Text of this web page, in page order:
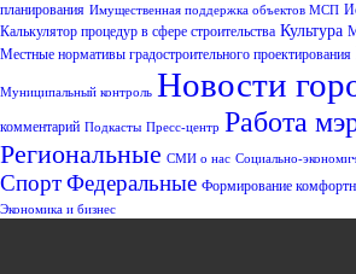
планирования Имущественная поддержка объектов МСП
Калькулятор процедур в сфере строительства Культура
Местные нормативы градостроительного проектирования
Муниципальный контроль Новости
комментарий Подкасты Пресс-центр Работа
Региональные СМИ о нас Социально-
СпортФедеральные Формирование
Экономика и бизнес